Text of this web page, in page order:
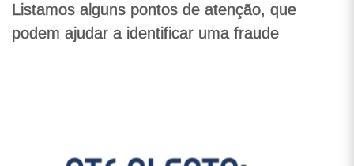
Listamos alguns pontos de atenção, que
podem ajudar a identificar uma fraude